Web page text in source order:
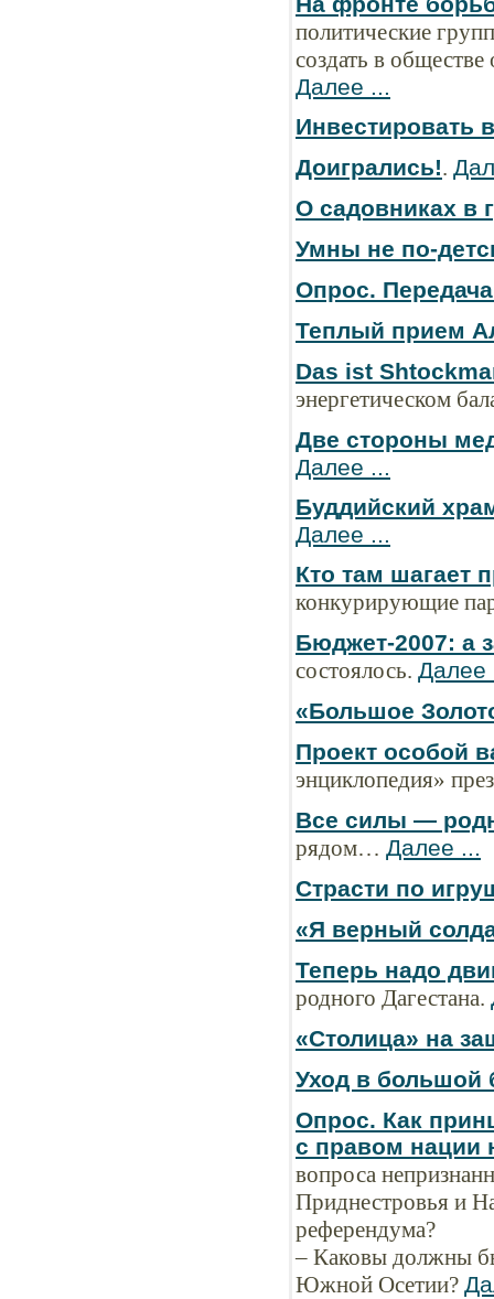
политические
создать в
Далее ...
Инвестировать
Доигрались!.
О садовниках в
Умны не по-
Опрос.
Теплый прием
Das ist
энергетическом
Две стороны
Далее ...
Буддийский
Далее ...
Кто там шагает
конкурирующие
Бюджет-2007: а
состоялось. Далее
«Большое
Проект особой
энциклопедия»
Все силы —
рядом… Далее ...
Страсти по
«Я верный
Теперь надо
родного Дагестана.
«Столица» на
Уход в большой
Опрос. Как
с правом нации
вопроса
Приднестровья и
референдума?
– Каковы должны
Южной Осетии?